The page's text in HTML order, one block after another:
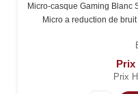
Micro-casque Gaming Blanc
Micro a reduction de
Prix
Prix